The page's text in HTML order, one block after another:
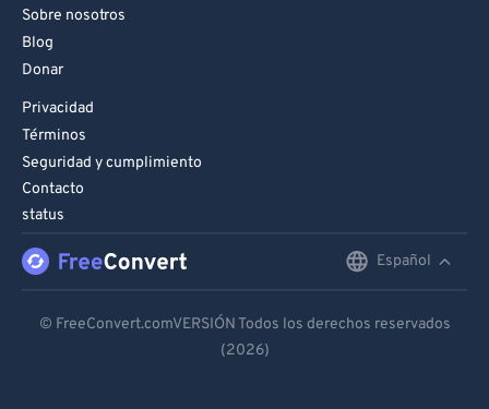
Sobre nosotros
Blog
Donar
Privacidad
Términos
Seguridad y cumplimiento
Contacto
status
Español
Español
© FreeConvert.comVERSIÓN Todos los derechos reservados
(2026)